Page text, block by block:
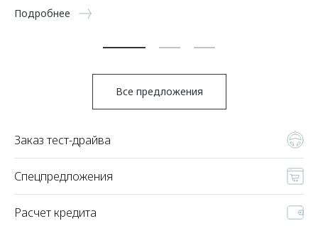
Подробнее
Все предложения
Заказ тест-драйва
Спецпредложения
Расчет кредита